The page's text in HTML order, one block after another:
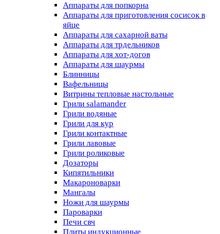
Аппараты для попкорна
Аппараты для приготовления сосисок в
яйце
Аппараты для сахарной ваты
Аппараты для трдельников
Аппараты для хот-догов
Аппараты для шаурмы
Блинницы
Вафельницы
Витрины тепловые настольные
Грили salamander
Грили водяные
Грили для кур
Грили контактные
Грили лавовые
Грили роликовые
Дозаторы
Кипятильники
Макароноварки
Мангалы
Ножи для шаурмы
Пароварки
Печи свч
Плиты индукционные